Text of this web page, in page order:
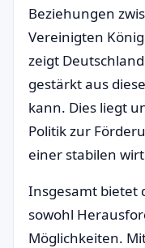
Beziehungen
Vereinigten
zeigt
gestärkt aus
kann. Dies liegt
Politik zur
einer stabilen
Insgesamt bietet
sowohl
Möglichkeiten.